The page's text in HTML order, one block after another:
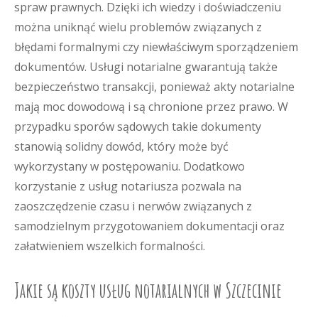
spraw prawnych. Dzięki ich wiedzy i doświadczeniu
można uniknąć wielu problemów związanych z
błędami formalnymi czy niewłaściwym sporządzeniem
dokumentów. Usługi notarialne gwarantują także
bezpieczeństwo transakcji, ponieważ akty notarialne
mają moc dowodową i są chronione przez prawo. W
przypadku sporów sądowych takie dokumenty
stanowią solidny dowód, który może być
wykorzystany w postępowaniu. Dodatkowo
korzystanie z usług notariusza pozwala na
zaoszczędzenie czasu i nerwów związanych z
samodzielnym przygotowaniem dokumentacji oraz
załatwieniem wszelkich formalności.
Jakie są koszty usług notarialnych w Szczecinie